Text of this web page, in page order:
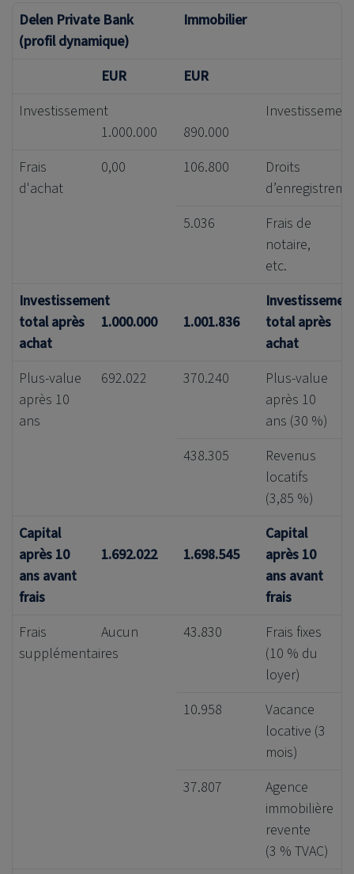
Delen Private Bank
(profil dynamique)
Immobilier
EUR
EUR
Investissement
1.000.000
890.000
Investissement
Frais
d'achat
0,00 106.800
Droits
5.036
Frais de
notaire,
etc.
Investissement
total après
achat
1.000.000 1.001.836
total après
achat
Plus-value
après 10
ans
692.022 370.240
Plus-value
après 10
ans (30 %)
438.305
Revenus
locatifs
(3,85 %)
Capital
après 10
ans avant
frais
1.692.022 1.698.545
Capital
après 10
ans avant
frais
Frais
supplémentaires
Aucun 43.830
Frais fixes
(10 % du
loyer)
10.958
Vacance
locative (3
mois)
37.807
Agence
immobilière
revente
(3 % TVAC)